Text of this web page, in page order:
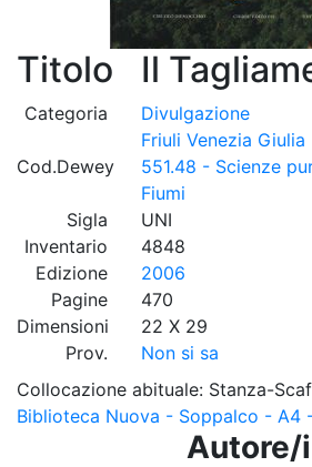
Titolo Il
Categoria
Divulgazione
Friuli Venezia Giulia
Cod.Dewey
551.48 - Scienze
Fiumi
Sigla
UNI
Inventario
4848
Edizione
2006
Pagine
470
Dimensioni
22 X 29
Prov.
Non si sa
Collocazione abituale: Stanza-
Biblioteca Nuova - Soppalco - A4
Autore/i